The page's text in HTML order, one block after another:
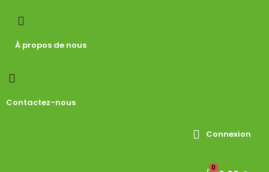
À propos de nous
Contactez-nous
Connexion